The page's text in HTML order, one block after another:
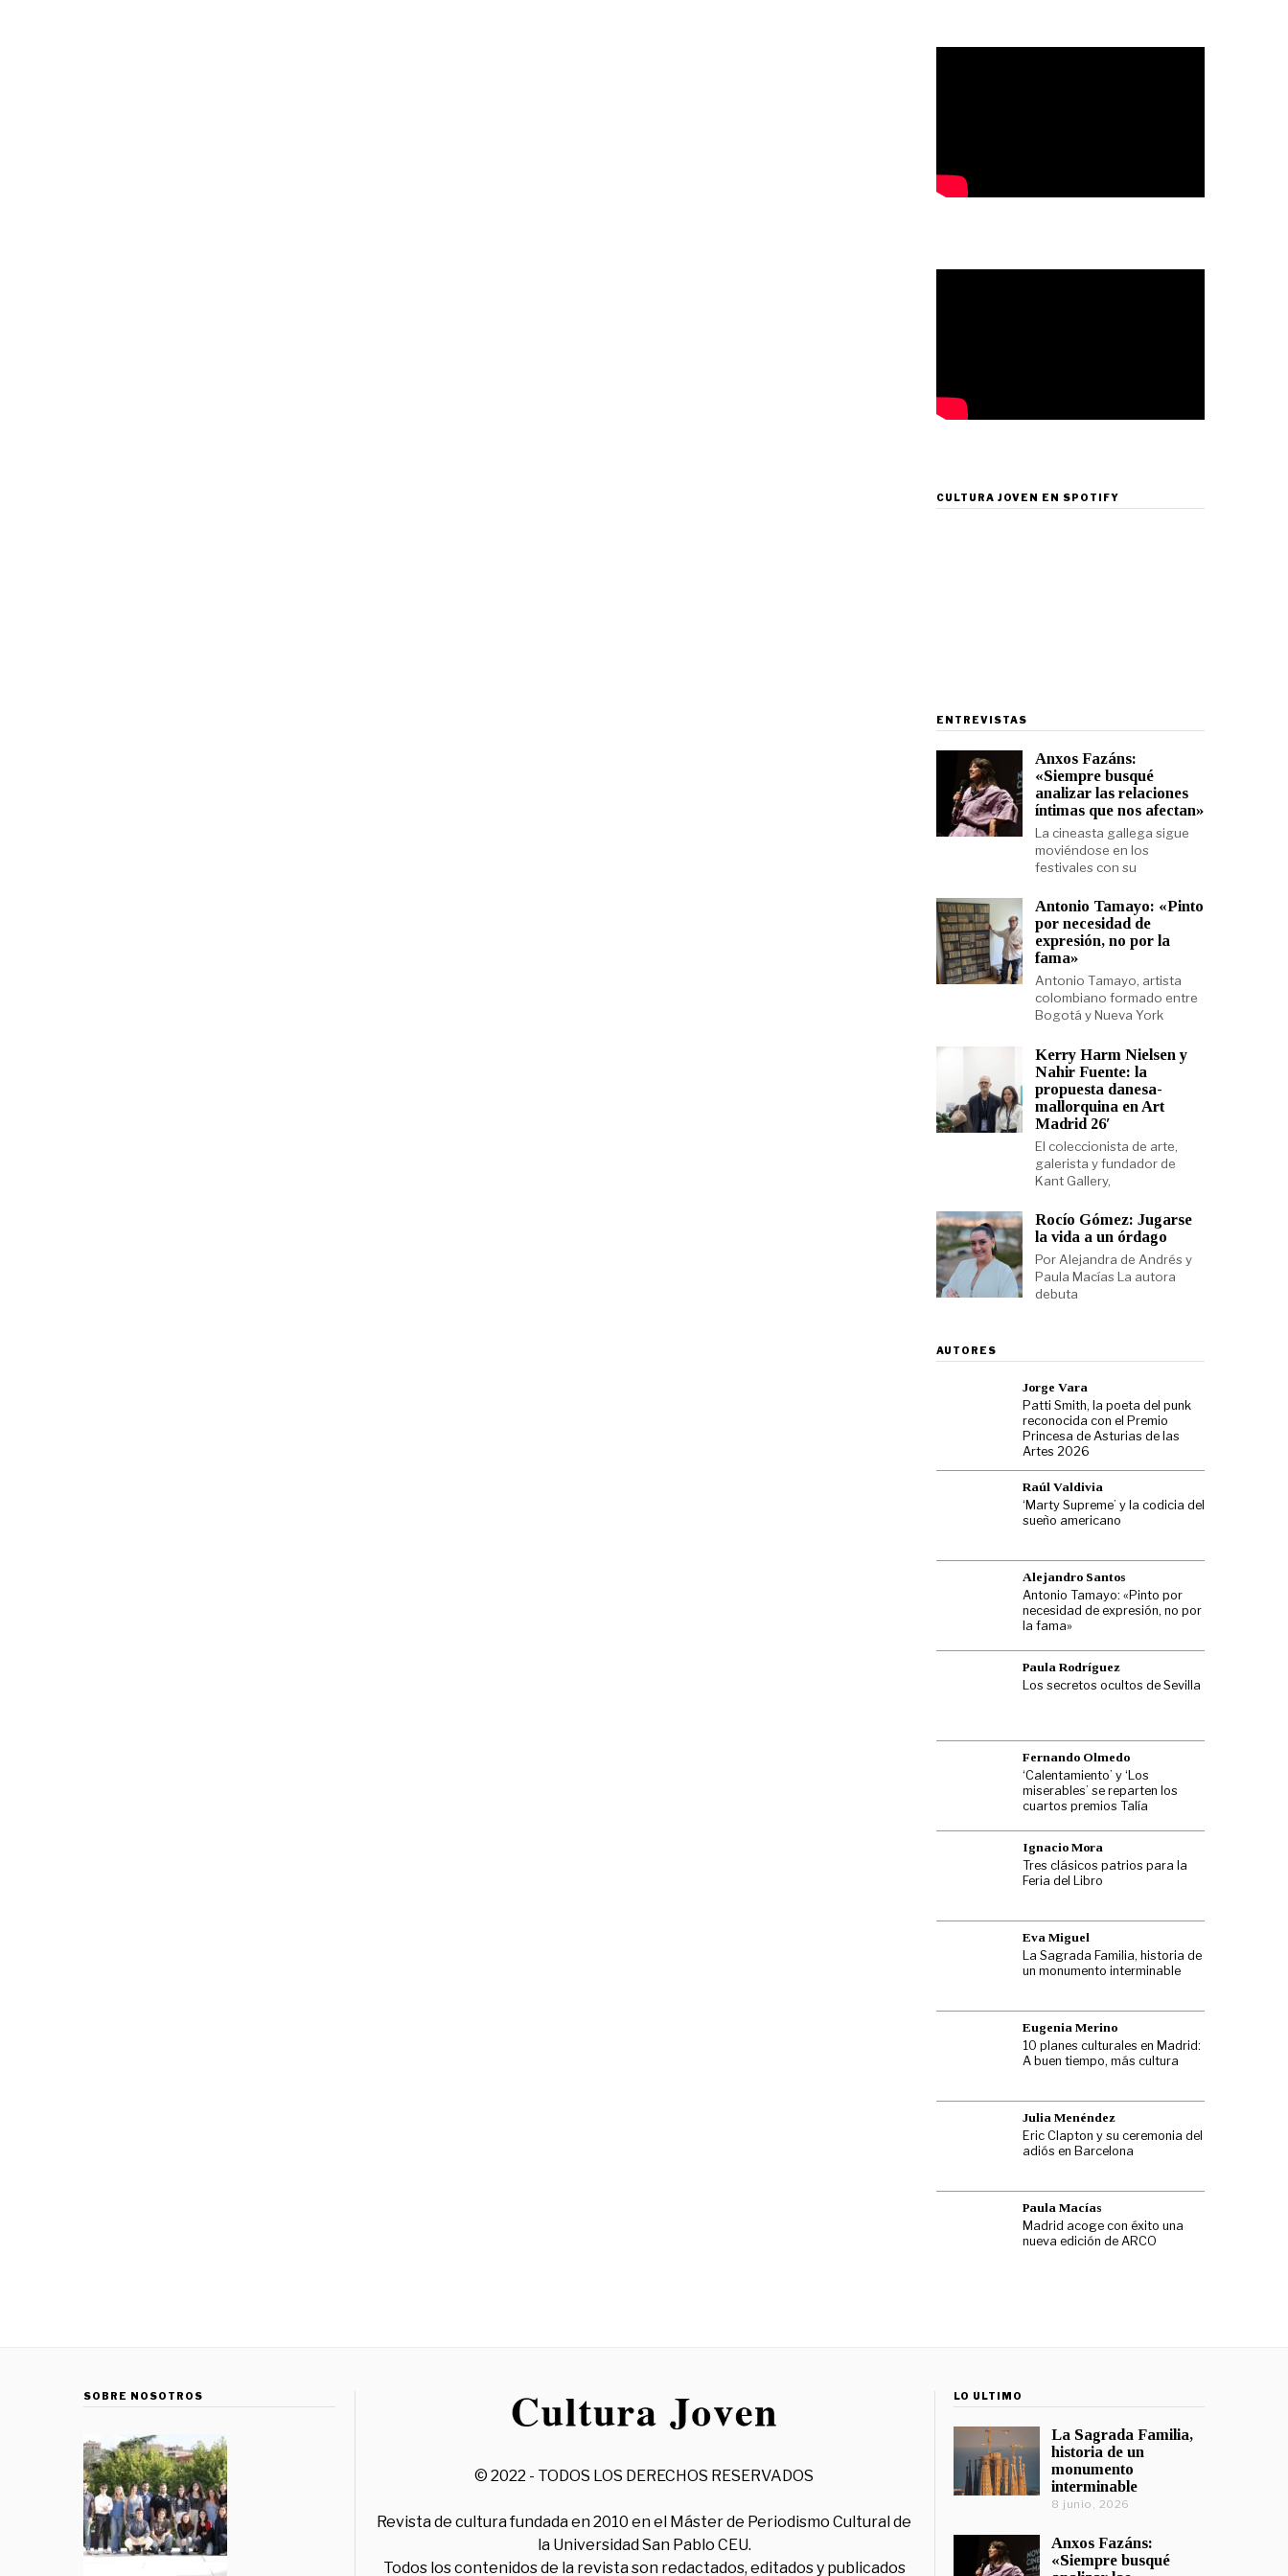
CULTURA JOVEN EN SPOTIFY
ENTREVISTAS
Anxos Fazáns:
«Siempre busqué
analizar las relaciones
íntimas que nos afectan»
La cineasta gallega sigue
moviéndose en los
festivales con su
Antonio Tamayo: «Pinto
por necesidad de
expresión, no por la
fama»
Antonio Tamayo, artista
colombiano formado entre
Bogotá y Nueva York
Kerry Harm Nielsen y
Nahir Fuente: la
propuesta danesa-
mallorquina en Art
Madrid 26′
El coleccionista de arte,
galerista y fundador de
Kant Gallery,
Rocío Gómez: Jugarse
la vida a un órdago
Por Alejandra de Andrés y
Paula Macías La autora
debuta
AUTORES
Jorge Vara
Patti Smith, la poeta del punk
reconocida con el Premio
Princesa de Asturias de las
Artes 2026
Raúl Valdivia
‘Marty Supreme’ y la codicia del
sueño americano
Alejandro Santos
Antonio Tamayo: «Pinto por
necesidad de expresión, no por
la fama»
Paula Rodríguez
Los secretos ocultos de Sevilla
Fernando Olmedo
‘Calentamiento’ y ‘Los
miserables’ se reparten los
cuartos premios Talía
Ignacio Mora
Tres clásicos patrios para la
Feria del Libro
Eva Miguel
La Sagrada Familia, historia de
un monumento interminable
Eugenia Merino
10 planes culturales en Madrid:
A buen tiempo, más cultura
Julia Menéndez
Eric Clapton y su ceremonia del
adiós en Barcelona
Paula Macías
Madrid acoge con éxito una
nueva edición de ARCO
SOBRE NOSOTROS
© 2022 - TODOS LOS DERECHOS RESERVADOS
Revista de cultura fundada en 2010 en el Máster de Periodismo Cultural de
la Universidad San Pablo CEU.
Todos los contenidos de la revista son redactados, editados y publicados
LO ÚLTIMO
La Sagrada Familia,
historia de un
monumento
interminable
8 junio, 2026
Anxos Fazáns:
«Siempre busqué